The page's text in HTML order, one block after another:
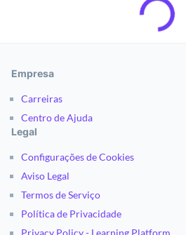
Empresa
Carreiras
Centro de Ajuda
Legal
Configurações de Cookies
Aviso Legal
Termos de Serviço
Política de Privacidade
Privacy Policy - Learning Platform